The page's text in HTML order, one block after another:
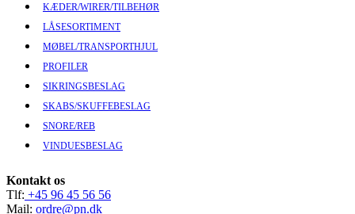
KÆDER/WIRER/TILBEHØR
LÅSESORTIMENT
MØBEL/TRANSPORTHJUL
PROFILER
SIKRINGSBESLAG
SKABS/SKUFFEBESLAG
SNORE/REB
VINDUESBESLAG
Kontakt os
Tlf: +45 96 45 56 56
Mail: ordre@pn.dk